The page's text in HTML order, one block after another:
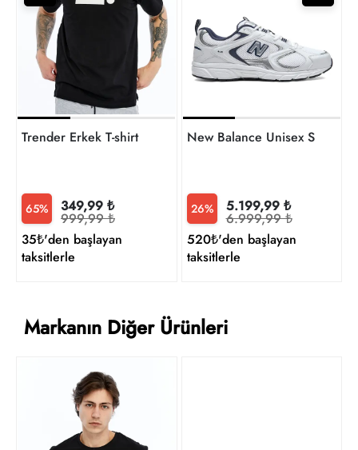
Trender Erkek T-shirt
65% 349,99 ₺
999,99 ₺
35₺'den başlayan
taksitlerle
New Balance Unisex Sneaker
26% 5.199,99 ₺
6.999,99 ₺
520₺'den başlayan
taksitlerle
Markanın Diğer Ürünleri